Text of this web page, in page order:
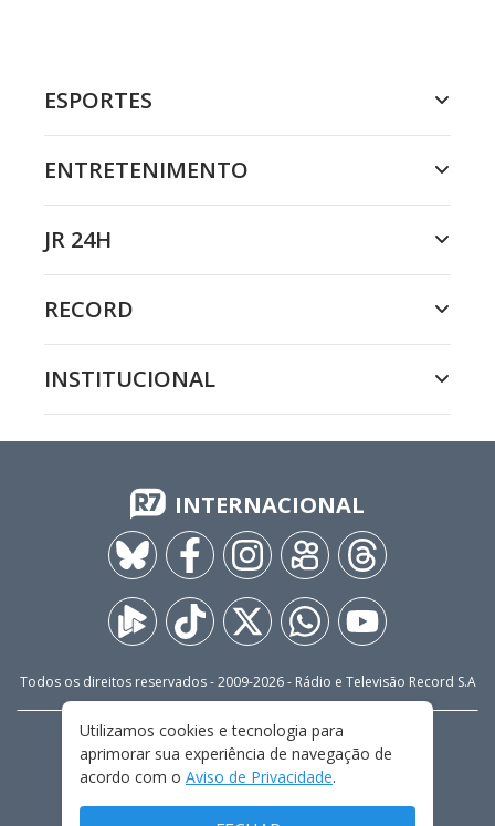
ESPORTES
ENTRETENIMENTO
JR 24H
RECORD
INSTITUCIONAL
INTERNACIONAL
Todos os direitos reservados - 2009-2026- Rádio e Televisão Record S.A
FALE CONOSCO
PRIVACIDADE
TERMOS E CONDIÇÕES DE USO
Utilizamos cookies e tecnologia para
aprimorar sua experiência de navegação de
acordo com o Aviso de Privacidade.